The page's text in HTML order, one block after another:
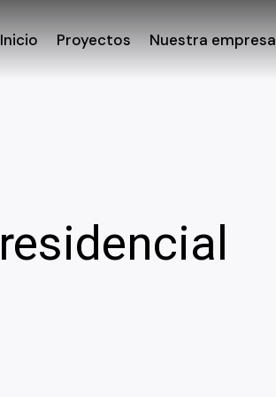
Inicio Proyectos Nuestra empresa
residencial